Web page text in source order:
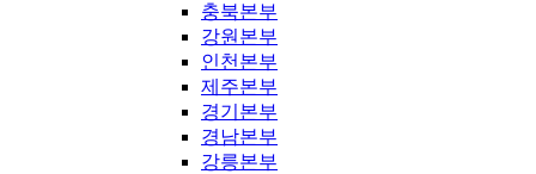
충북본부
강원본부
인천본부
제주본부
경기본부
경남본부
강릉본부